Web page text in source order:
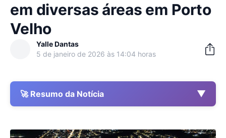
em diversas áreas em Porto
Velho
Yalle Dantas
5 de janeiro de 2026 às 14:04 horas
🚀 Resumo da Notícia ▼